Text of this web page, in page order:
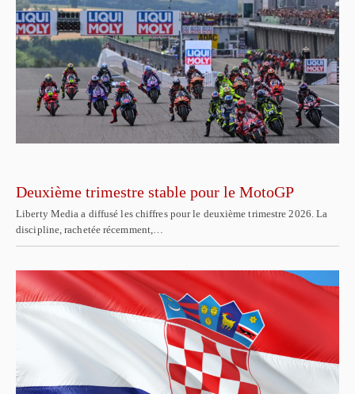
Deuxième trimestre stable pour le MotoGP
Liberty Media a diffusé les chiffres pour le deuxième trimestre 2026. La
discipline, rachetée récemment,…